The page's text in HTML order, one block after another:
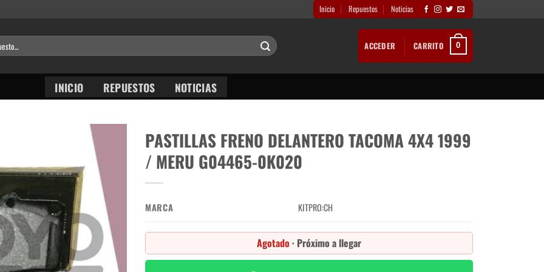
Inicio Repuestos Noticias
ACCEDER CARRITO 0
INICIO REPUESTOS NOTICIAS
PASTILLAS FRENO DELANTERO TACOMA 4X4 1999
/ MERU G04465-0K020
MARCA KITPRO:CH
Agotado · Próximo a llegar